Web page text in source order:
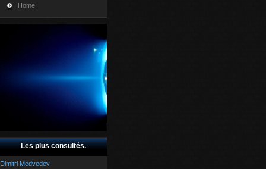
Home
Les plus consultés.
Dimitri Medvedev